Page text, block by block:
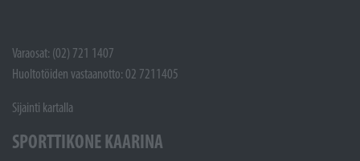
Varaosat: (02) 721 1407
Huoltotöiden vastaanotto: 02 7211405
Sijainti kartalla
SPORTTIKONE KAARINA